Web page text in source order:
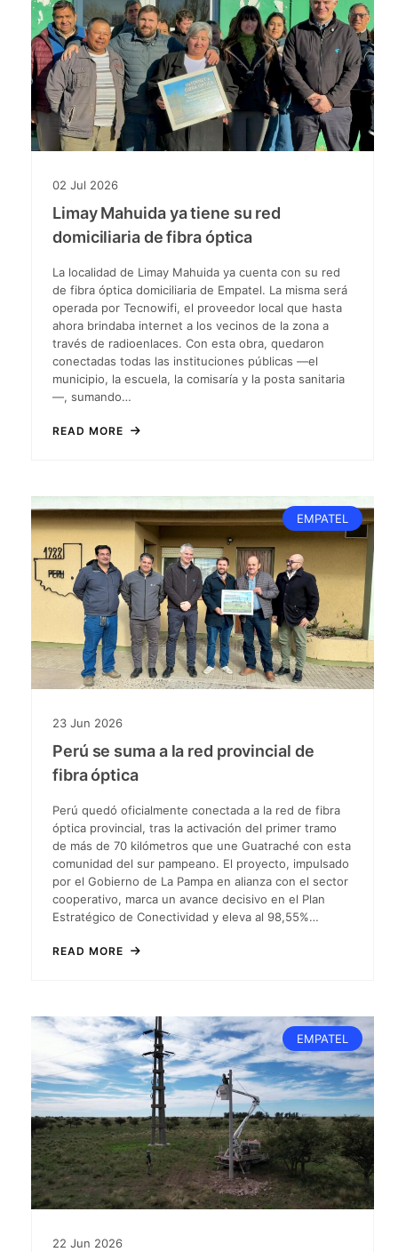
02 Jul 2026
Limay Mahuida ya tiene su red
domiciliaria de fibra óptica
La localidad de Limay Mahuida ya cuenta con su red
de fibra óptica domiciliaria de Empatel. La misma será
operada por Tecnowifi, el proveedor local que hasta
ahora brindaba internet a los vecinos de la zona a
través de radioenlaces. Con esta obra, quedaron
conectadas todas las instituciones públicas —el
municipio, la escuela, la comisaría y la posta sanitaria
—, sumando…
READ MORE
EMPATEL
23 Jun 2026
Perú se suma a la red provincial de
fibra óptica
Perú quedó oficialmente conectada a la red de fibra
óptica provincial, tras la activación del primer tramo
de más de 70 kilómetros que une Guatraché con esta
comunidad del sur pampeano. El proyecto, impulsado
por el Gobierno de La Pampa en alianza con el sector
cooperativo, marca un avance decisivo en el Plan
Estratégico de Conectividad y eleva al 98,55%…
READ MORE
EMPATEL
22 Jun 2026